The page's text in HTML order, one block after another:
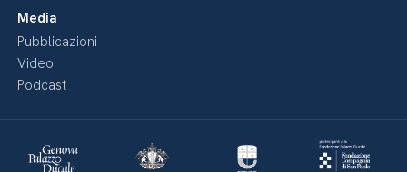
Media
Pubblicazioni
Video
Podcast